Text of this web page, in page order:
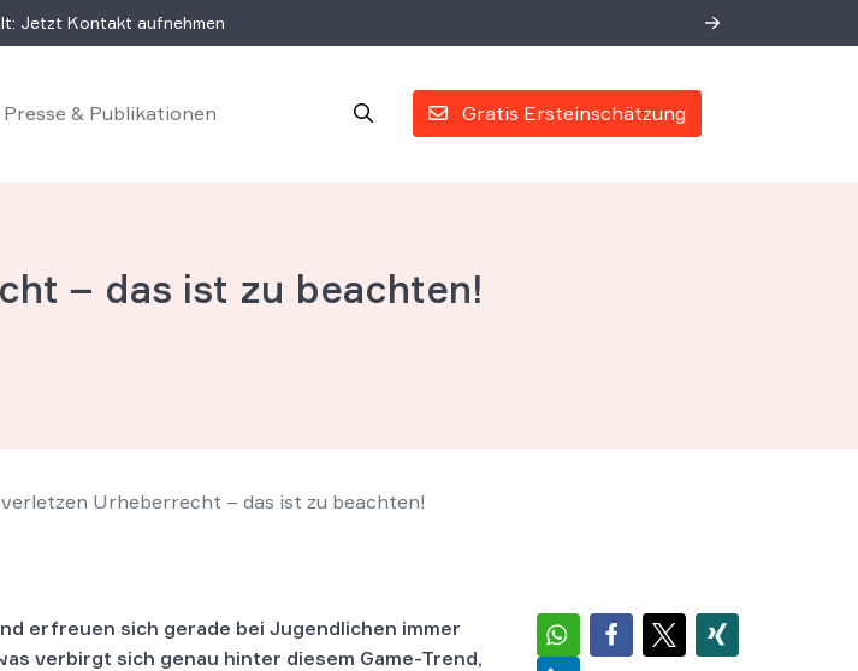
Jetzt Kontakt aufnehmen
Gratis Ersteinschätzung
Presse & Publikationen
– das ist zu beachten!
Urheberrecht – das ist zu beachten!
erfreuen sich gerade bei Jugendlichen immer
verbirgt sich genau hinter diesem Game-Trend,